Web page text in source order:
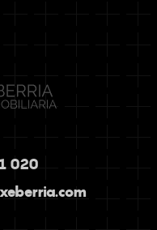
020